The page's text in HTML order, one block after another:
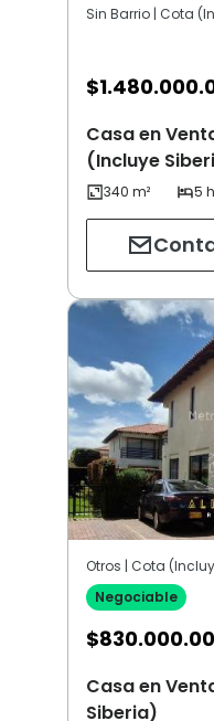
Sin Barrio | Cota
$
Casa en
(Incluye
Otros | Cota
Negociable
$
Casa en
Siberia)